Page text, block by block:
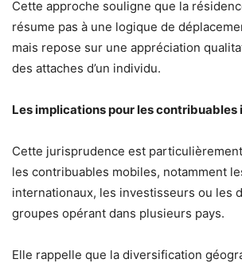
Cette approche souligne que la
résume pas à une logique de
mais repose sur une appréciation
des attaches d’un individu.
Les implications pour les
Cette jurisprudence est
les contribuables mobiles, notamment
internationaux, les investisseurs ou les
groupes opérant dans plusieurs pays.
Elle rappelle que la diversification